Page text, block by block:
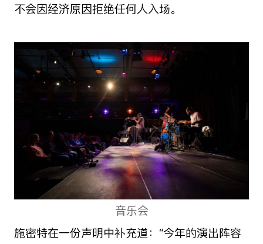
不会因经济原因拒绝任何人入场。
音乐会
施密特在一份声明中补充道：“今年的演出阵容